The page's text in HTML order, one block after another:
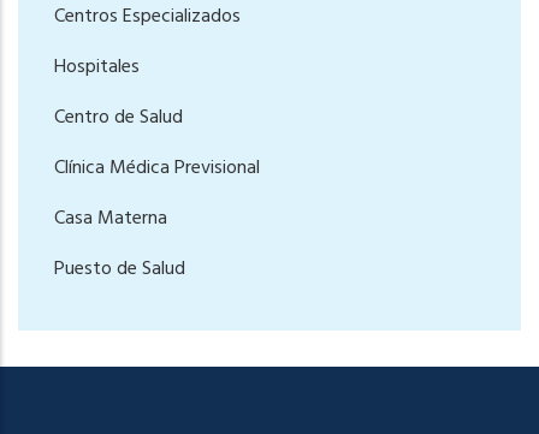
Centros Especializados
Hospitales
Centro de Salud
Clínica Médica Previsional
Casa Materna
Puesto de Salud